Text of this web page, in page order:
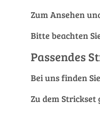
Zum Ansehen
Bitte beachten
Passendes
Bei uns finden
Zu dem Strickset